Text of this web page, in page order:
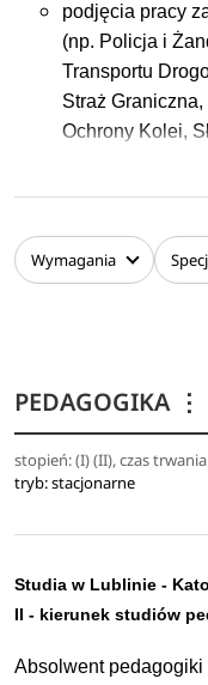
Indywidualnych
Społecznych.
including
structures, and
businesses and
strategic
require the
podjęcia pracy
(np. Policja i
Transportu
Straż
Ochrony Kolei,
pracy w
instytucjach
skazanym po
samodzielnego
prowadzenia
zakresu
Wymagania
PEDAGOGIKA ⋮
stopień: (I) (II), czas
tryb: stacjonarne
Studia w Lublinie -
II - kierunek studiów
Absolwent